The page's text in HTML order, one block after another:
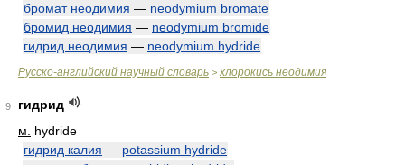
бромат неодимия — neodymium bromate
бромид неодимия — neodymium bromide
гидрид неодимия — neodymium hydride
Русско-английский научный словарь > хлорокись неодимия
9
гидрид
м.
hydride
гидрид калия — potassium hydride